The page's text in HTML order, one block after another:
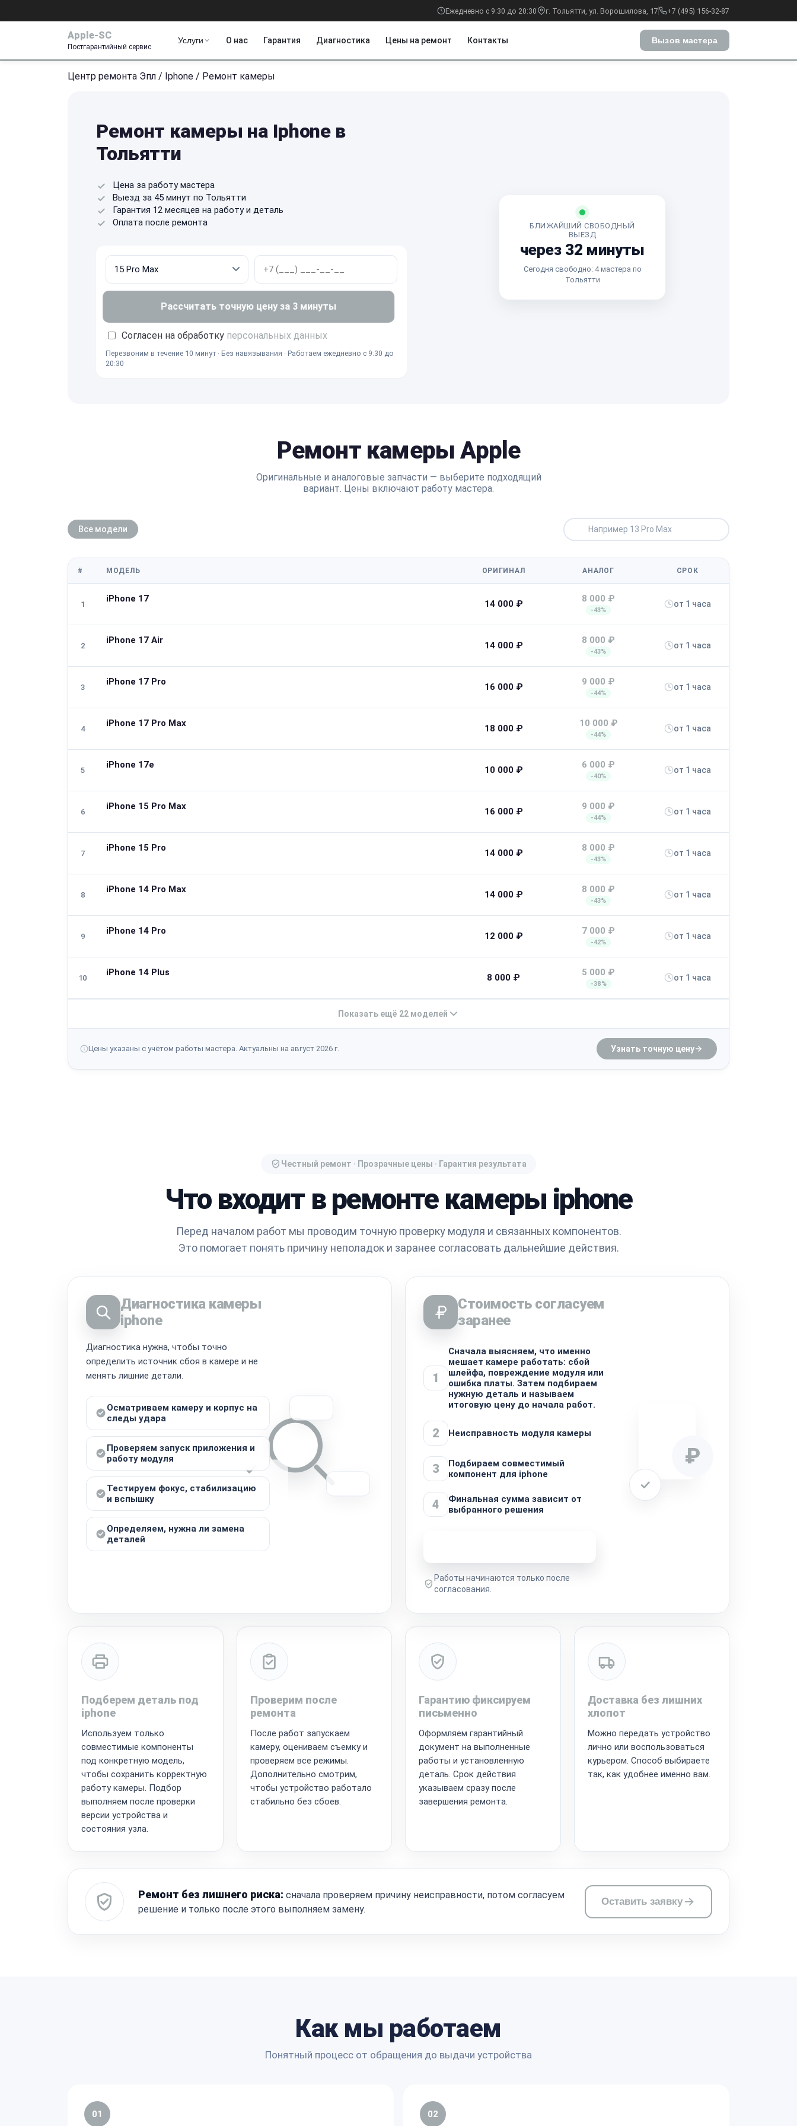
Ежедневно с 9:30 до 20:30 г. Тольятти, ул. Ворошилова, 17 +7 (495) 156-32-87
Apple-SC
Постгарантийный сервис
Услуги О нас Гарантия Диагностика Цены на ремонт Контакты Вызов мастера
Центр ремонта Эпл / Iphone / Ремонт камеры
Ремонт камеры на Iphone в
Тольятти
Цена за работу мастера
Выезд за 45 минут по Тольятти
Гарантия 12 месяцев на работу и деталь
Оплата после ремонта
Рассчитать точную цену за 3 минуты
Согласен на обработку персональных данных
Перезвоним в течение 10 минут · Без навязывания · Работаем ежедневно с 9:30 до
20:30
БЛИЖАЙШИЙ СВОБОДНЫЙ
ВЫЕЗД
через 32 минуты
Сегодня свободно: 4 мастера по
Тольятти
Ремонт камеры Apple
Оригинальные и аналоговые запчасти — выберите подходящий
вариант. Цены включают работу мастера.
Все модели
# МОДЕЛЬ ОРИГИНАЛ АНАЛОГ СРОК
1
iPhone 17
14 000 ₽
8 000 ₽
-43%
от 1 часа
2
iPhone 17 Air
14 000 ₽
8 000 ₽
-43%
от 1 часа
3
iPhone 17 Pro
16 000 ₽
9 000 ₽
-44%
от 1 часа
4
iPhone 17 Pro Max
18 000 ₽
10 000 ₽
-44%
от 1 часа
5
iPhone 17e
10 000 ₽
6 000 ₽
-40%
от 1 часа
6
iPhone 15 Pro Max
16 000 ₽
9 000 ₽
-44%
от 1 часа
7
iPhone 15 Pro
14 000 ₽
8 000 ₽
-43%
от 1 часа
8
iPhone 14 Pro Max
14 000 ₽
8 000 ₽
-43%
от 1 часа
9
iPhone 14 Pro
12 000 ₽
7 000 ₽
-42%
от 1 часа
10
iPhone 14 Plus
8 000 ₽
5 000 ₽
-38%
от 1 часа
Показать ещё 22 моделей
Цены указаны с учётом работы мастера. Актуальны на август 2026 г. Узнать точную цену
Честный ремонт · Прозрачные цены · Гарантия результата
Что входит в ремонте камеры iphone
Перед началом работ мы проводим точную проверку модуля и связанных компонентов.
Это помогает понять причину неполадок и заранее согласовать дальнейшие действия.
Диагностика камеры
iphone
Диагностика нужна, чтобы точно
определить источник сбоя в камере и не
менять лишние детали.
Осматриваем камеру и корпус на
следы удара
Проверяем запуск приложения и
работу модуля
Тестируем фокус, стабилизацию
и вспышку
Определяем, нужна ли замена
деталей
Стоимость согласуем
заранее
1
Сначала выясняем, что именно
мешает камере работать: сбой
шлейфа, повреждение модуля или
ошибка платы. Затем подбираем
нужную деталь и называем
итоговую цену до начала работ.
2 Неисправность модуля камеры
3
Подбираем совместимый
компонент для iphone
4
Финальная сумма зависит от
выбранного решения
Работы начинаются только после
согласования.
₽
Подберем деталь под
iphone
Используем только
совместимые компоненты
под конкретную модель,
чтобы сохранить корректную
работу камеры. Подбор
выполняем после проверки
версии устройства и
состояния узла.
Проверим после
ремонта
После работ запускаем
камеру, оцениваем съемку и
проверяем все режимы.
Дополнительно смотрим,
чтобы устройство работало
стабильно без сбоев.
Гарантию фиксируем
письменно
Оформляем гарантийный
документ на выполненные
работы и установленную
деталь. Срок действия
указываем сразу после
завершения ремонта.
Доставка без лишних
хлопот
Можно передать устройство
лично или воспользоваться
курьером. Способ выбираете
так, как удобнее именно вам.
Ремонт без лишнего риска: сначала проверяем причину неисправности, потом согласуем
решение и только после этого выполняем замену.
Оставить заявку
Как мы работаем
Понятный процесс от обращения до выдачи устройства
01 02